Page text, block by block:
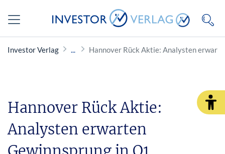
Investor Verlag Hannover Rück Aktie: Analysten
Hannover Rück Aktie:
Analysten erwarten